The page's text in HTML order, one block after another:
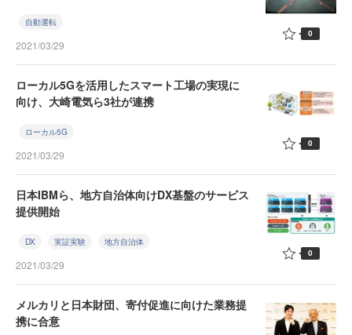
自動運転
2021/03/29
0
ローカル5Gを活用したスマート工場の実現に
向け、大崎電気ら3社が連携
ローカル5G
2021/03/29
0
日本IBMら、地方自治体向けDX基盤のサービス
提供開始
DX 実証実験 地方自治体
2021/03/29
0
メルカリと日本財団、寄付促進に向けた業務提
携に合意